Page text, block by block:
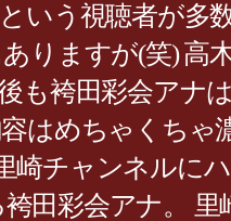
いう視聴者が多
りますが(笑) 高
袴田彩会アナ
はめちゃくち
チャンネルに
田彩会アナ。